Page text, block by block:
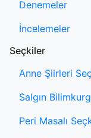
Denemeler
İncelemeler
Seçkiler
Anne Şiirleri
Salgın
Peri Masalı